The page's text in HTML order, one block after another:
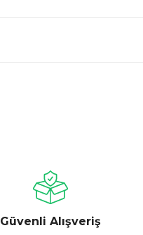
Güvenli Alışveriş